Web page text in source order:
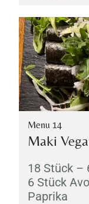
Menu 14
Maki
18 Stück –
6 Stück
Paprika